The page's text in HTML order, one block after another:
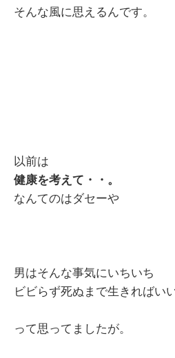
そんな風に思えるんです。
以前は
健康を考えて・・。
なんてのはダセーや
男はそんな事気にいちいち
ビビらず死ぬまで生きればい
って思ってましたが。